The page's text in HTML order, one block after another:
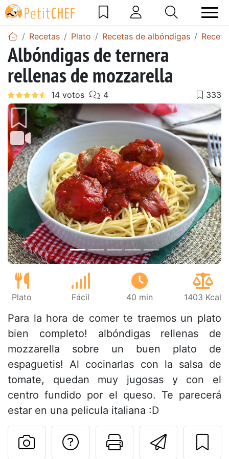
Recetas Plato Recetas de albóndigas
Albóndigas de ternera
rellenas de mozzarella
Anterior
Plato Fácil 40 min 1403 Kcal
Para la hora de comer te traemos un plato
bien completo! albóndigas rellenas de
mozzarella sobre un buen plato de
espaguetis! Al cocinarlas con la salsa de
tomate, quedan muy jugosas y con el
centro fundido por el queso. Te parecerá
estar en una pelicula italiana :D
Imprimir
Preguntar al autor